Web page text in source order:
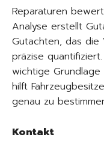
Reparaturen
Analyse erstellt
Gutachten, das die
präzise
wichtige
hilft
genau zu
Kontakt